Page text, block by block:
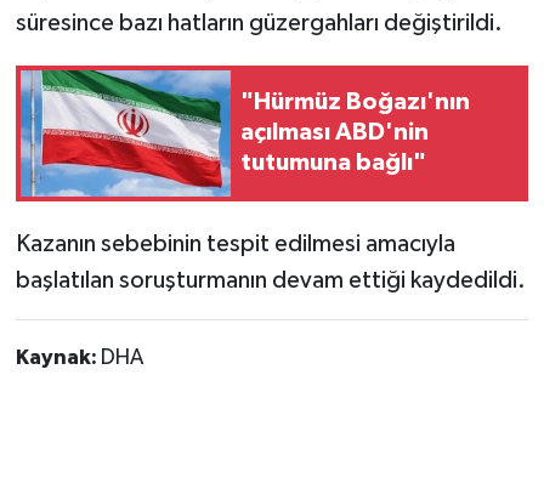
süresince bazı hatların güzergahları değiştirildi.
"Hürmüz Boğazı'nın
açılması ABD'nin
tutumuna bağlı"
Kazanın sebebinin tespit edilmesi amacıyla
başlatılan soruşturmanın devam ettiği kaydedildi.
Kaynak: DHA